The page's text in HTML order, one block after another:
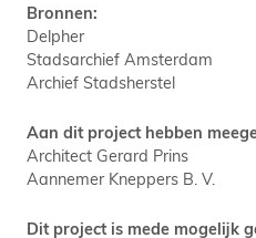
Bronnen:
Delpher
Stadsarchief Amsterdam
Archief Stadsherstel
Aan dit project hebben
Architect Gerard Prins
Aannemer Kneppers B. V.
Dit project is mede mogelijk